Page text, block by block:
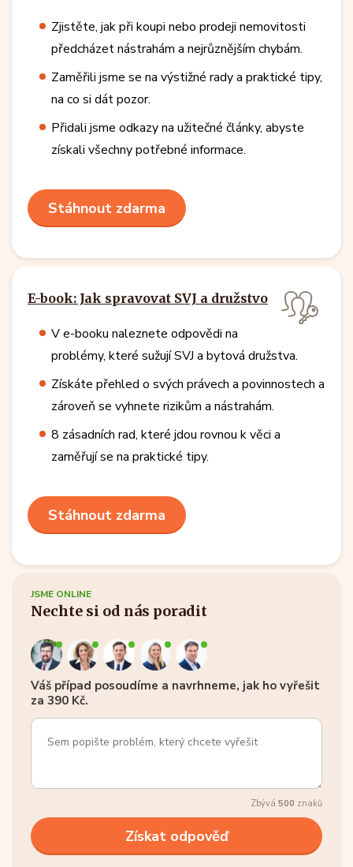
Zjistěte, jak při koupi nebo prodeji nemovitosti
předcházet nástrahám a nejrůznějším chybám.
Zaměřili jsme se na výstižné rady a praktické tipy,
na co si dát pozor.
Přidali jsme odkazy na užitečné články, abyste
získali všechny potřebné informace.
Stáhnout zdarma
E-book: Jak spravovat SVJ a družstvo
V e-booku naleznete odpovědi na
problémy, které sužují SVJ a bytová družstva.
Získáte přehled o svých právech a povinnostech a
zároveň se vyhnete rizikům a nástrahám.
8 zásadních rad, které jdou rovnou k věci a
zaměřují se na praktické tipy.
Stáhnout zdarma
JSME ONLINE
Nechte si od nás poradit
Váš případ posoudíme a navrhneme, jak ho vyřešit
za 390 Kč.
Zbývá 500 znaků